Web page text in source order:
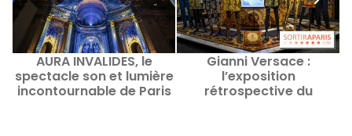
AURA INVALIDES, le
spectacle son et lumière
incontournable de Paris
Gianni Versace :
l’exposition
rétrospective du